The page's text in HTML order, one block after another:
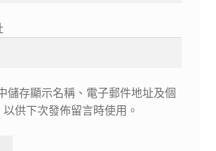
儲存顯示名稱、電子郵件地址及個
供下次發佈留言時使用。